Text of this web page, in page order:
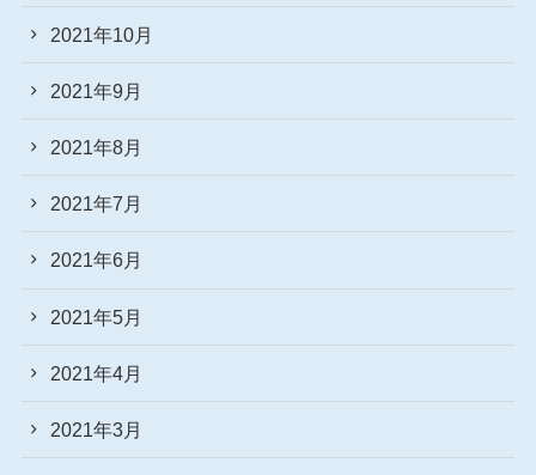
2021年10月
2021年9月
2021年8月
2021年7月
2021年6月
2021年5月
2021年4月
2021年3月